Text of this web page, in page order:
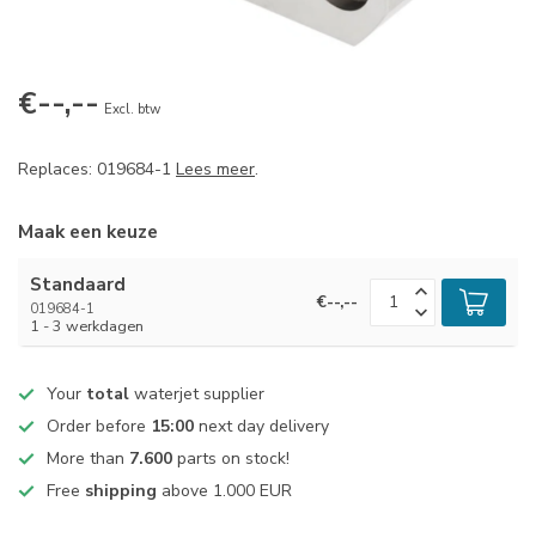
€--,-- Excl. btw
Replaces: 019684-1 Lees meer.
Maak een keuze
Standaard
019684-1
1 - 3 werkdagen
€--,--
Your total waterjet supplier
Order before 15:00 next day delivery
More than 7.600 parts on stock!
Free shipping above 1.000 EUR